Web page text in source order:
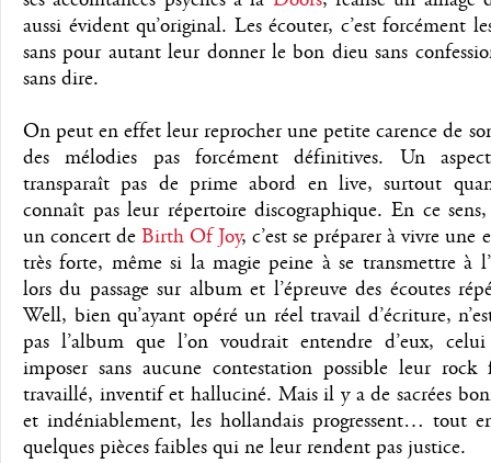
aussi évident qu’original. Les écouter, c’est forcément
sans pour autant leur donner le bon dieu sans
sans dire.
On peut en effet leur reprocher une petite carence de
des mélodies pas forcément définitives. Un
transparaît pas de prime abord en live, surtout
connaît pas leur répertoire discographique. En ce sens,
un concert deBirth Of Joy, c’est se préparer à vivre une
très forte, même si la magie peine à se transmettre à
lors du passage sur album et l’épreuve des écoutes
Well, bien qu’ayant opéré un réel travail d’écriture,
pas l’album que l’on voudrait entendre d’eux,
imposer sans aucune contestation possible leur rock
travaillé, inventif et halluciné. Mais il y a de sacrées
et indéniablement, les hollandais progressent… tout
quelques pièces faibles qui ne leur rendent pas justice.